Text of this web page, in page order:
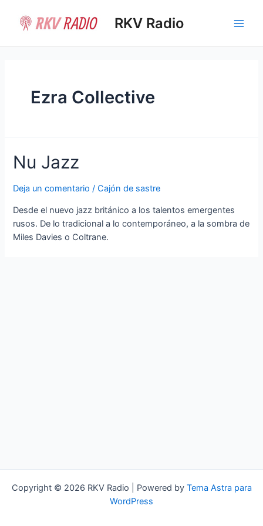
contenido
RKV Radio
Ezra Collective
Nu Jazz
Deja un comentario /Cajón de sastre
Desde el nuevo jazz británico a los talentos emergentes
rusos. De lo tradicional a lo contemporáneo, a la sombra de
Miles Davies o Coltrane.
Copyright © 2026 RKV Radio | Powered by Tema Astra para
WordPress